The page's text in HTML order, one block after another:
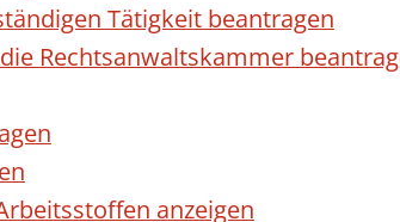
Tätigkeit beantragen
Rechtsanwaltskammer
anzeigen